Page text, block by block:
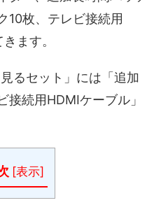
10枚、テレビ接続用
ます。
るセット」には「追加
接続用HDMIケーブル」
[表示]